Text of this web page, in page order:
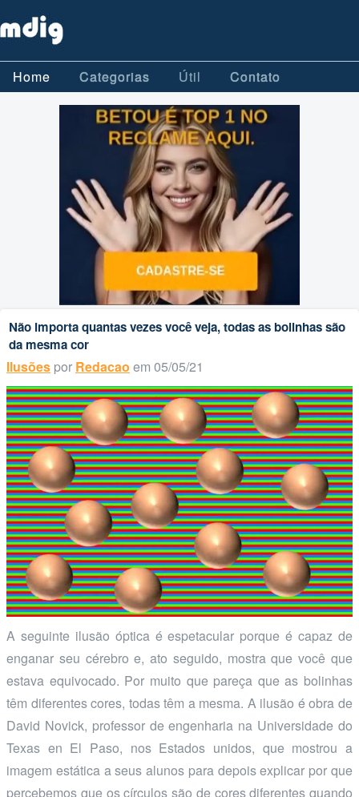
Home Categorias Útil Contato
Não importa quantas vezes você veja, todas as bolinhas são
da mesma cor
Ilusões por Redacao em 05/05/21
A seguinte ilusão óptica é espetacular porque é capaz de
enganar seu cérebro e, ato seguido, mostra que você que
estava equivocado. Por muito que pareça que as bolinhas
têm diferentes cores, todas têm a mesma. A ilusão é obra de
David Novick, professor de engenharia na Universidade do
Texas en El Paso, nos Estados unidos, que mostrou a
imagem estática a seus alunos para depois explicar por que
percebemos que os círculos são de cores diferentes quando